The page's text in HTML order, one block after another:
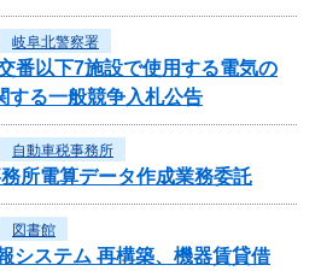
岐阜北警察署
番以下7施設で使用する電気の
する一般競争入札公告
自動車税事務所
所電算データ作成業務委託
図書館
システム 再構築、機器賃貸借